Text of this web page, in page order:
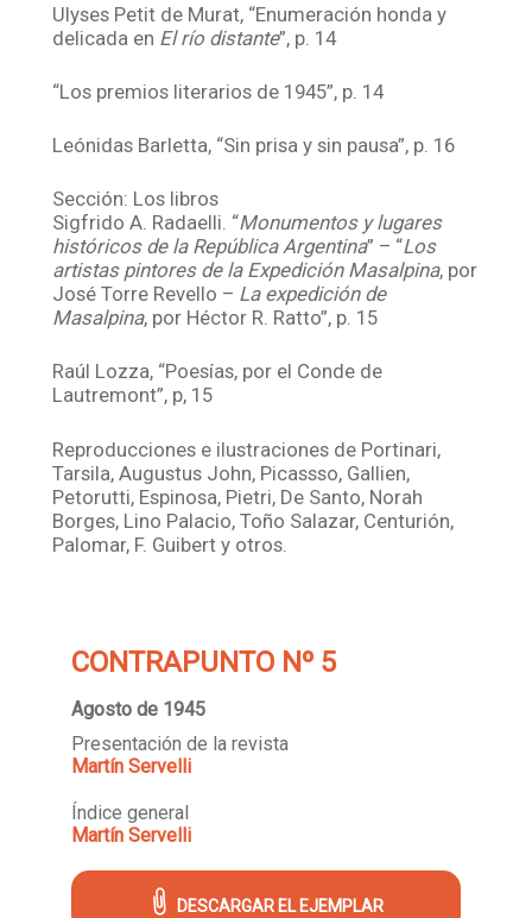
Ulyses Petit de Murat, “Enumeración honda y
delicada en El río distante”, p. 14
“Los premios literarios de 1945”, p. 14
Leónidas Barletta, “Sin prisa y sin pausa”, p. 16
Sección: Los libros
Sigfrido A. Radaelli. “Monumentos y lugares
históricos de la República Argentina” – “Los
artistas pintores de la Expedición Masalpina, por
José Torre Revello – La expedición de
Masalpina, por Héctor R. Ratto”, p. 15
Raúl Lozza, “Poesías, por el Conde de
Lautremont”, p, 15
Reproducciones e ilustraciones de Portinari,
Tarsila, Augustus John, Picassso, Gallien,
Petorutti, Espinosa, Pietri, De Santo, Norah
Borges, Lino Palacio, Toño Salazar, Centurión,
Palomar, F. Guibert y otros.
CONTRAPUNTO Nº 5
Agosto de 1945
Presentación de la revista
Martín Servelli
Índice general
Martín Servelli
DESCARGAR EL EJEMPLAR